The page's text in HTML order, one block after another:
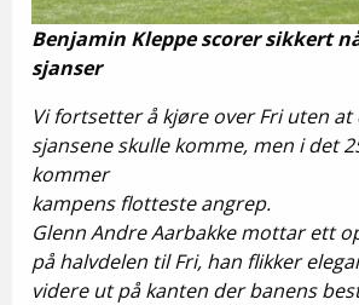
Benjamin Kleppe scorer sikkert
sjanser
Vi fortsetter å kjøre over Fri uten
sjansene skulle komme, men i det
kommer
kampens flotteste angrep.
Glenn Andre Aarbakke mottar ett
på halvdelen til Fri, han flikker
videre ut på kanten der banens